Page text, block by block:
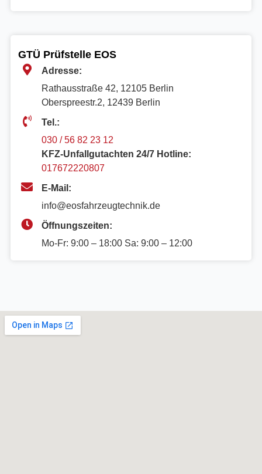
GTÜ Prüfstelle EOS
Adresse:
Rathausstraße 42, 12105 Berlin
Oberspreestr.2, 12439 Berlin​
Tel.:
030 / 56 82 23 12
KFZ-Unfallgutachten 24/7 Hotline:
017672220807
E-Mail:
info@eosfahrzeugtechnik.de
Öffnungszeiten:
Mo-Fr: 9:00 – 18:00 Sa: 9:00 – 12:00